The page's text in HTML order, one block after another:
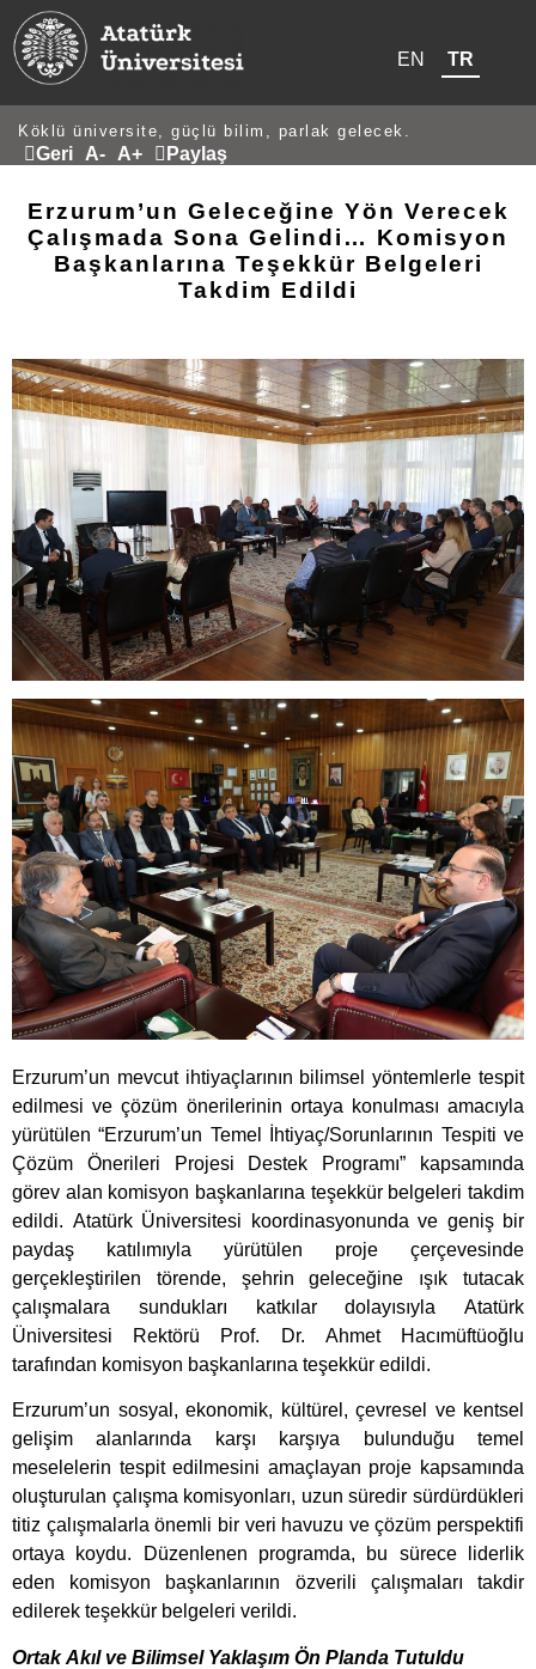
EN TR
Köklü üniversite, güçlü bilim, parlak gelecek.
Geri A- A+ Paylaş
Erzurum’un Geleceğine Yön Verecek
Çalışmada Sona Gelindi… Komisyon
Başkanlarına Teşekkür Belgeleri
Takdim Edildi
Erzurum’un mevcut ihtiyaçlarının bilimsel yöntemlerle tespit
edilmesi ve çözüm önerilerinin ortaya konulması amacıyla
yürütülen “Erzurum’un Temel İhtiyaç/Sorunlarının Tespiti ve
Çözüm Önerileri Projesi Destek Programı” kapsamında
görev alan komisyon başkanlarına teşekkür belgeleri takdim
edildi. Atatürk Üniversitesi koordinasyonunda ve geniş bir
paydaş katılımıyla yürütülen proje çerçevesinde
gerçekleştirilen törende, şehrin geleceğine ışık tutacak
çalışmalara sundukları katkılar dolayısıyla Atatürk
Üniversitesi Rektörü Prof. Dr. Ahmet Hacımüftüoğlu
tarafından komisyon başkanlarına teşekkür edildi.
Erzurum’un sosyal, ekonomik, kültürel, çevresel ve kentsel
gelişim alanlarında karşı karşıya bulunduğu temel
meselelerin tespit edilmesini amaçlayan proje kapsamında
oluşturulan çalışma komisyonları, uzun süredir sürdürdükleri
titiz çalışmalarla önemli bir veri havuzu ve çözüm perspektifi
ortaya koydu. Düzenlenen programda, bu sürece liderlik
eden komisyon başkanlarının özverili çalışmaları takdir
edilerek teşekkür belgeleri verildi.
Ortak Akıl ve Bilimsel Yaklaşım Ön Planda Tutuldu